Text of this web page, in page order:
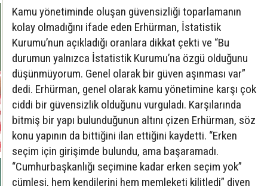
Kamu yönetiminde oluşan güvensizliği toparlamanın
kolay olmadığını ifade eden Erhürman, İstatistik
Kurumu’nun açıkladığı oranlara dikkat çekti ve “Bu
durumun yalnızca İstatistik Kurumu’na özgü olduğunu
düşünmüyorum. Genel olarak bir güven aşınması var”
dedi. Erhürman, genel olarak kamu yönetimine karşı çok
ciddi bir güvensizlik olduğunu vurguladı. Karşılarında
bitmiş bir yapı bulunduğunun altını çizen Erhürman, söz
konu yapının da bittiğini ilan ettiğini kaydetti. “Erken
seçim için girişimde bulundu, ama başaramadı.
“Cumhurbaşkanlığı seçimine kadar erken seçim yok”
cümlesi, hem kendilerini hem memleketi kilitledi” diyen